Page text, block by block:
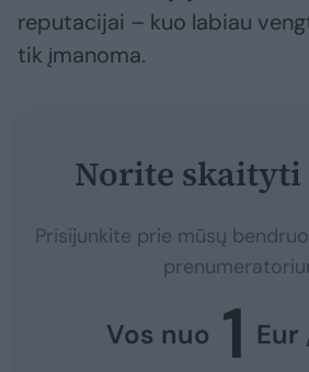
reputacijai – kuo labiau
tik įmanoma.
Norite skaityti
Prisijunkite prie mūsų
Vos nuo 1 Eur